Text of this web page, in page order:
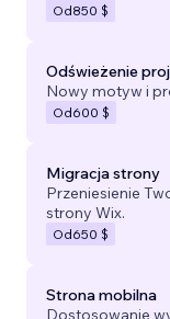
Od850 $
Odświeżenie
Nowy motyw i
Od600 $
Migracja strony
Przeniesienie
strony Wix.
Od650 $
Strona mobilna
Dostosowanie